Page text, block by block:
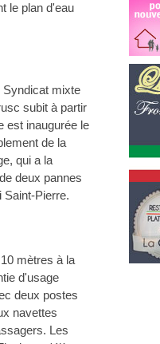
le plan d'eau
Syndicat mixte
subit à partir
est inaugurée le
de la
qui a la
deux pannes
Saint-Pierre.
mètres à la
d'usage
deux postes
navettes
Les